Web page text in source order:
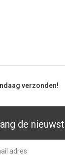
verzonden!
de